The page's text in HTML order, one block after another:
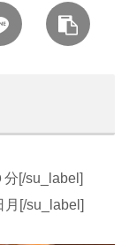
分[/su_label]
月[/su_label]